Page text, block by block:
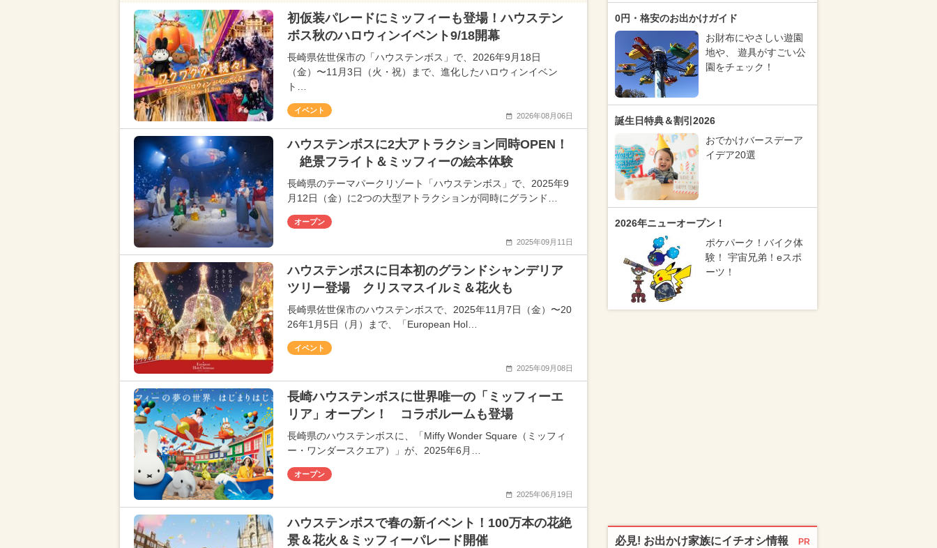
初仮装パレードにミッフィーも登場！ハウステン
ボス秋のハロウィンイベント9/18開幕
長崎県佐世保市の「ハウステンボス」で、2026年9月18日
（金）〜11月3日（火・祝）まで、進化したハロウィンイベン
ト…
イベント
2026年08月06日
ハウステンボスに2大アトラクション同時OPEN！
絶景フライト＆ミッフィーの絵本体験
長崎県のテーマパークリゾート「ハウステンボス」で、2025年9
月12日（金）に2つの大型アトラクションが同時にグランド…
オープン
2025年09月11日
ハウステンボスに日本初のグランドシャンデリア
ツリー登場 クリスマスイルミ＆花火も
長崎県佐世保市のハウステンボスで、2025年11月7日（金）〜20
26年1月5日（月）まで、「European Hol…
イベント
2025年09月08日
長崎ハウステンボスに世界唯一の「ミッフィーエ
リア」オープン！ コラボルームも登場
長崎県のハウステンボスに、「Miffy Wonder Square（ミッフィ
ー・ワンダースクエア）」が、2025年6月…
オープン
2025年06月19日
ハウステンボスで春の新イベント！100万本の花絶
景＆花火＆ミッフィーパレード開催
0円・格安のお出かけガイド
お財布にやさしい遊園
地や、 遊具がすごい公
園をチェック！
誕生日特典＆割引2026
おでかけバースデーア
イデア20選
2026年ニューオープン！
ポケパーク！バイク体
験！ 宇宙兄弟！eスポ
ーツ！
必見! お出かけ家族にイチオシ情報 PR